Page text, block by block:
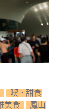
喫．甜食
美食
鳳山